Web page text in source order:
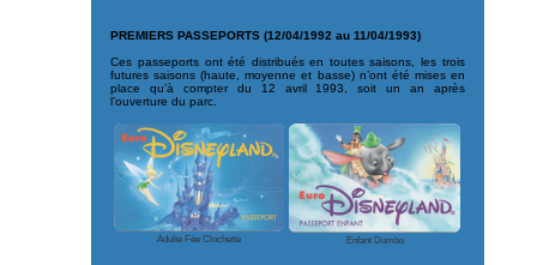
PREMIERS PASSEPORTS (12/04/1992 au 11/04/1993)
Ces passeports ont été distribués en toutes saisons, les trois
futures saisons (haute, moyenne et basse) n’ont été mises en
place qu’à compter du 12 avril 1993, soit un an après
l’ouverture du parc.
Adulte Fée Clochette Enfant Dumbo